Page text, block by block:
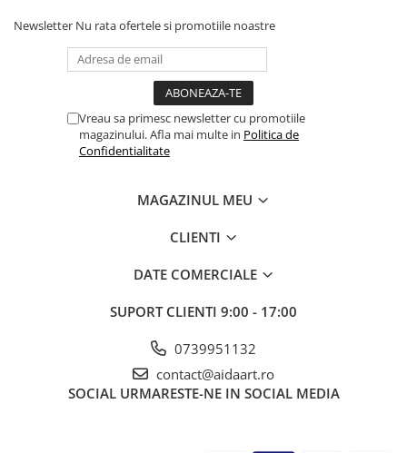
Newsletter Nu rata ofertele si promotiile noastre
Vreau sa primesc newsletter cu promotiile
magazinului. Afla mai multe in Politica de
Confidentialitate
MAGAZINUL MEU
CLIENTI
DATE COMERCIALE
SUPORT CLIENTI 9:00 - 17:00
0739951132
contact@aidaart.ro
SOCIAL URMARESTE-NE IN SOCIAL MEDIA